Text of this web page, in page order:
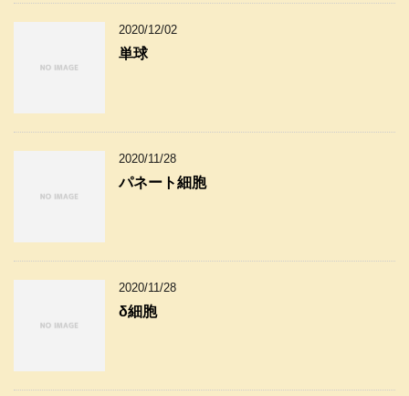
2020/12/02
単球
2020/11/28
パネート細胞
2020/11/28
δ細胞